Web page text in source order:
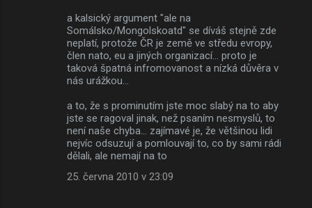
a kalsický argument "ale na
Somálsko/Mongolskoatd" se díváš stejně zde
neplatí, protože ČR je země ve středu evropy,
člen nato, eu a jiných organizací... proto je
taková špatná infromovanost a nízká důvěra v
nás urážkou...
a to, že s prominutím jste moc slabý na to aby
jste se ragoval jinak, než psaním nesmyslů, to
není naše chyba... zajímavé je, že většinou lidi
nejvíc odsuzují a pomlouvají to, co by sami rádi
dělali, ale nemají na to
25. června 2010 v 23:09